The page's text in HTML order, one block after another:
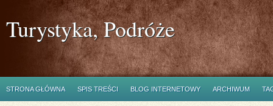
Turystyka, Podróże
STRONA GŁÓWNA SPIS TREŚCI BLOG INTERNETOWY ARCHIWUM